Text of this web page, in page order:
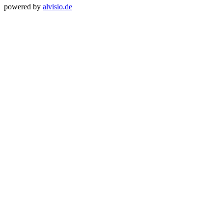
powered by alvisio.de